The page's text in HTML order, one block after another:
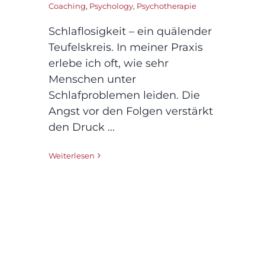
Coaching, Psychology, Psychotherapie
Schlaflosigkeit – ein quälender
Teufelskreis. In meiner Praxis
erlebe ich oft, wie sehr
Menschen unter
Schlafproblemen leiden. Die
Angst vor den Folgen verstärkt
den Druck ...
Weiterlesen